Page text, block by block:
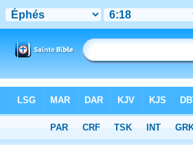
Chapitre 6 > Verset 18